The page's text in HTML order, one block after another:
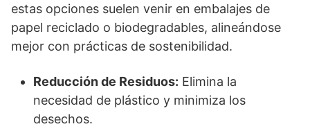
estas opciones suelen venir en embalajes de
papel reciclado o biodegradables, alineándose
mejor con prácticas de sostenibilidad.
Reducción de Residuos: Elimina la
necesidad de plástico y minimiza los
desechos.